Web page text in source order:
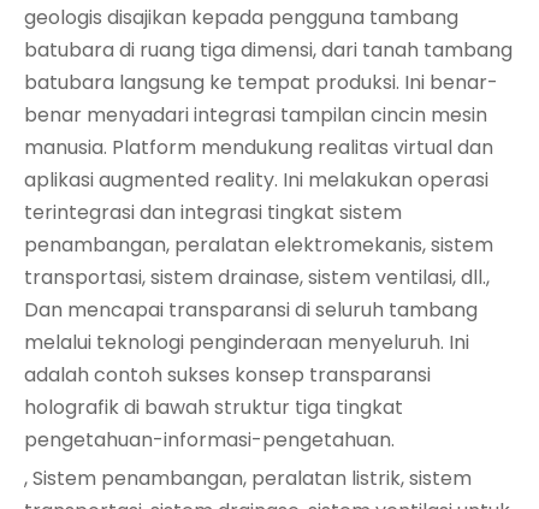
geologis disajikan kepada pengguna tambang
batubara di ruang tiga dimensi, dari tanah tambang
batubara langsung ke tempat produksi. Ini benar-
benar menyadari integrasi tampilan cincin mesin
manusia. Platform mendukung realitas virtual dan
aplikasi augmented reality. Ini melakukan operasi
terintegrasi dan integrasi tingkat sistem
penambangan, peralatan elektromekanis, sistem
transportasi, sistem drainase, sistem ventilasi, dll.,
Dan mencapai transparansi di seluruh tambang
melalui teknologi penginderaan menyeluruh. Ini
adalah contoh sukses konsep transparansi
holografik di bawah struktur tiga tingkat
pengetahuan-informasi-pengetahuan.
, Sistem penambangan, peralatan listrik, sistem